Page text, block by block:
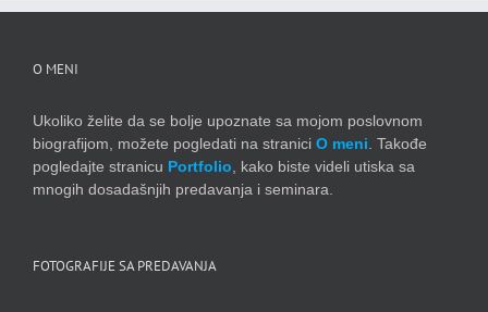
O MENI
Ukoliko želite da se bolje upoznate sa mojom poslovnom
biografijom, možete pogledati na stranici O meni . Takođe
pogledajte stranicu Portfolio , kako biste videli utiska sa
mnogih dosadašnjih predavanja i seminara.
FOTOGRAFIJE SA PREDAVANJA